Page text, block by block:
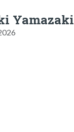
Yamazaki